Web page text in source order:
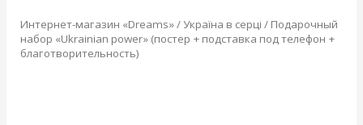
Интернет-магазин «Dreams»/Україна в серці / Подарочный
набор «Ukrainian power» (постер + подставка под телефон +
благотворительность)